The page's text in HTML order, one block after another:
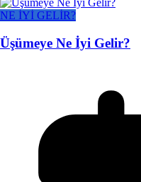
NE İYİ GELİR?
Üşümeye Ne İyi Gelir?